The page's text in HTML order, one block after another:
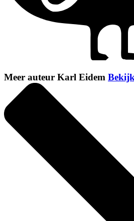
Meer auteur Karl Eidem